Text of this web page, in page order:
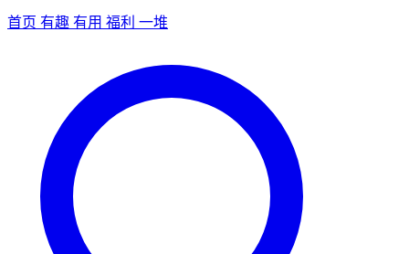
首页 有趣 有用 福利 一堆